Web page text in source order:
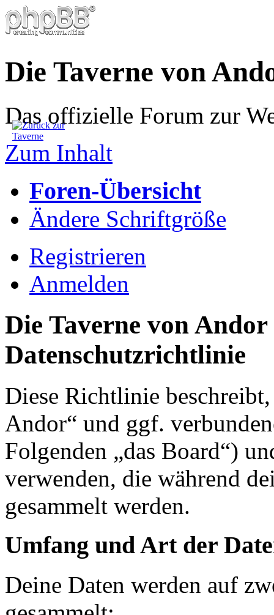
Die Taverne von
Das offizielle Forum zur
Zum Inhalt
Foren-Übersicht
Ändere Schriftgröße
Registrieren
Anmelden
Die Taverne von Andor
Datenschutzrichtlinie
Diese Richtlinie
Andor“ und ggf.
Folgenden „das Board“)
verwenden, die während
gesammelt werden.
Umfang und Art der
Deine Daten werden auf